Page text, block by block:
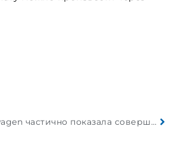
Компания Volkswagen частично показала совершенно новую и практичную модель